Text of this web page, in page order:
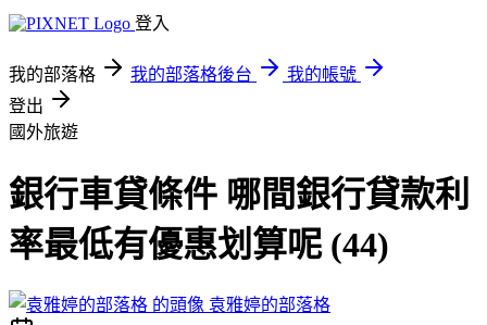
登入
我的部落格 我的部落格後台
我的帳號
登出
國外旅遊
銀行車貸條件 哪間銀行貸款利
率最低有優惠划算呢 (44)
袁雅婷的部落格